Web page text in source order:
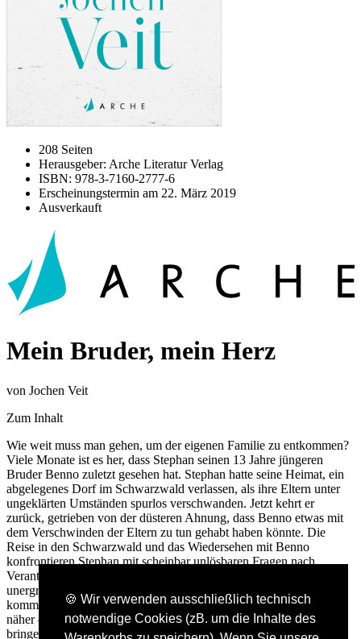
🍪 Wir verwenden ausschließlich technisch
notwendige Cookies (zB. um die Inhalte des
208 Seiten
Herausgeber: Arche Literatur Verlag
ISBN: 978-3-7160-2777-6
Erscheinungstermin am 22. März 2019
Ausverkauft
Mein Bruder, mein Herz
von Jochen Veit
Zum Inhalt
Wie weit muss man gehen, um der eigenen Familie zu entkommen?
Viele Monate ist es her, dass Stephan seinen 13 Jahre jüngeren
Bruder Benno zuletzt gesehen hat. Stephan hatte seine Heimat, ein
abgelegenes Dorf im Schwarzwald verlassen, als ihre Eltern unter
ungeklärten Umständen spurlos verschwanden. Jetzt kehrt er
zurück, getrieben von der düsteren Ahnung, dass Benno etwas mit
dem Verschwinden der Eltern zu tun gehabt haben könnte. Die
Reise in den Schwarzwald und das Wiedersehen mit Benno
konfrontieren Stephan mit scheinbar unlösbaren Fragen nach
Verantwortung, Schuld und Verrat. Während sich über dem
unergründlichen Dickicht des Waldes der Himmel verdunkelt,
kommt Stephan einer Wahrheit über sich und seinen Bruder immer
näher – bis ein Sturm losbricht, der droht, alles zum Einsturz zu
bringen.